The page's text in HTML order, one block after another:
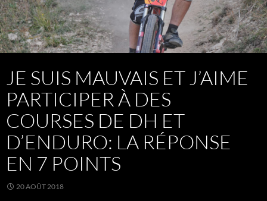
JE SUIS MAUVAIS ET J’AIME
PARTICIPER À DES
COURSES DE DH ET
D’ENDURO: LA RÉPONSE
EN 7 POINTS
20 AOÛT 2018